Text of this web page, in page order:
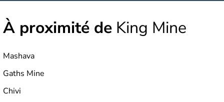
À proximité de King Mine
Mashava
Gaths Mine
Chivi